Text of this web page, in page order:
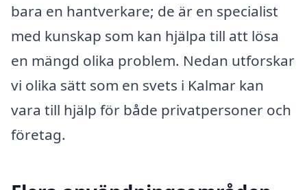
bara en hantverkare; de är en specialist
med kunskap som kan hjälpa till att lösa
en mängd olika problem. Nedan utforskar
vi olika sätt som en svets i Kalmar kan
vara till hjälp för både privatpersoner och
företag.